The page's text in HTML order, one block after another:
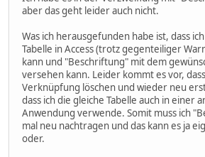
aber das geht leider auch nicht.
Was ich herausgefunden habe ist, dass
Tabelle in Access (trotz gegenteiliger
kann und "Beschriftung" mit dem
versehen kann. Leider kommt es vor,
Verknüpfung löschen und wieder neu
dass ich die gleiche Tabelle auch in einer
Anwendung verwende. Somit muss ich
mal neu nachtragen und das kann es ja
oder.